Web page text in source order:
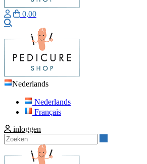
0,00
Nederlands
Nederlands
Français
inloggen